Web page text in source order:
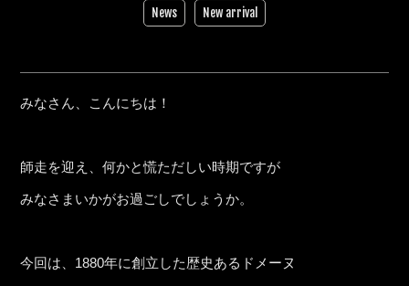
News New arrival
みなさん、こんにちは！
師走を迎え、何かと慌ただしい時期ですが
みなさまいかがお過ごしでしょうか。
今回は、1880年に創立した歴史あるドメーヌ